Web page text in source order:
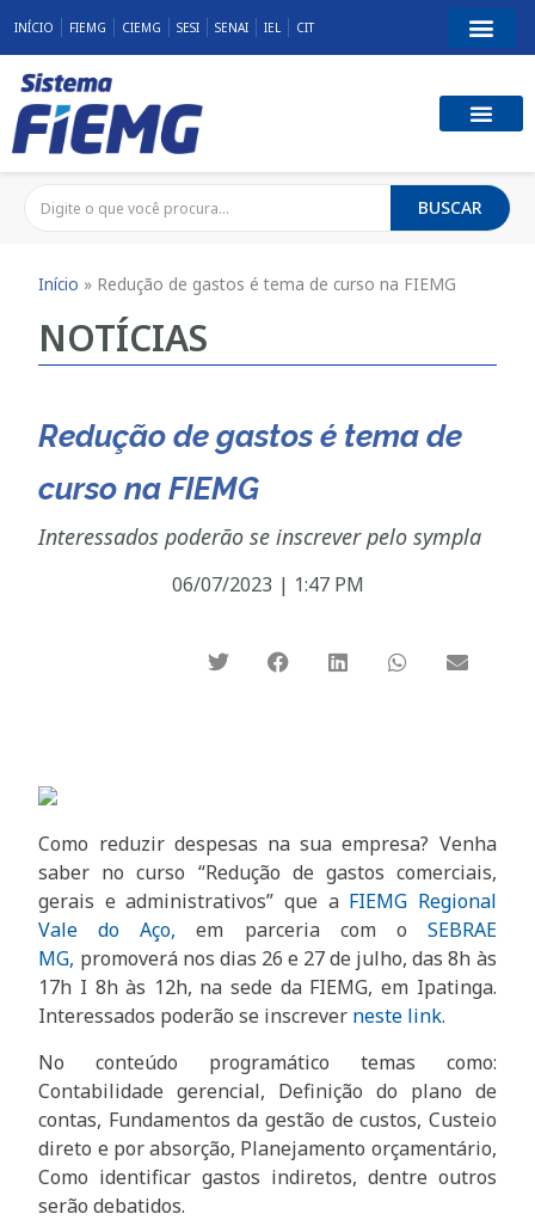
INÍCIO FIEMG CIEMG SESI SENAI IEL CIT
BUSCAR
Início » Redução de gastos é tema de curso na FIEMG
NOTÍCIAS
Redução de gastos é tema de
curso na FIEMG
Interessados poderão se inscrever pelo sympla
06/07/2023 | 1:47 PM
Como reduzir despesas na sua empresa? Venha
saber no curso “Redução de gastos comerciais,
gerais e administrativos” que a FIEMG Regional
Vale do Aço, em parceria com o SEBRAE
MG, promoverá nos dias 26 e 27 de julho, das 8h às
17h I 8h às 12h, na sede da FIEMG, em Ipatinga.
Interessados poderão se inscrever neste link.
No conteúdo programático temas como:
Contabilidade gerencial, Definição do plano de
contas, Fundamentos da gestão de custos, Custeio
direto e por absorção, Planejamento orçamentário,
Como identificar gastos indiretos, dentre outros
serão debatidos.